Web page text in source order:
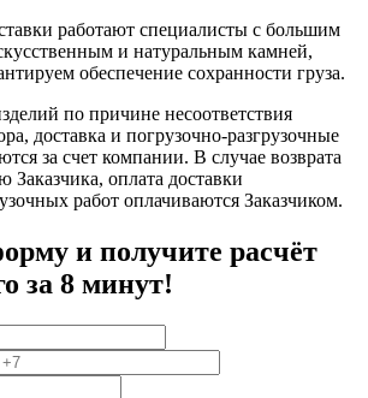
работают специалисты с большим
и натуральным камней,
обеспечение сохранности груза.
по причине несоответствия
доставка и погрузочно-разгрузочные
за счет компании. В случае возврата
оплата доставки
работ оплачиваются Заказчиком.
и получите расчёт
за 8 минут!